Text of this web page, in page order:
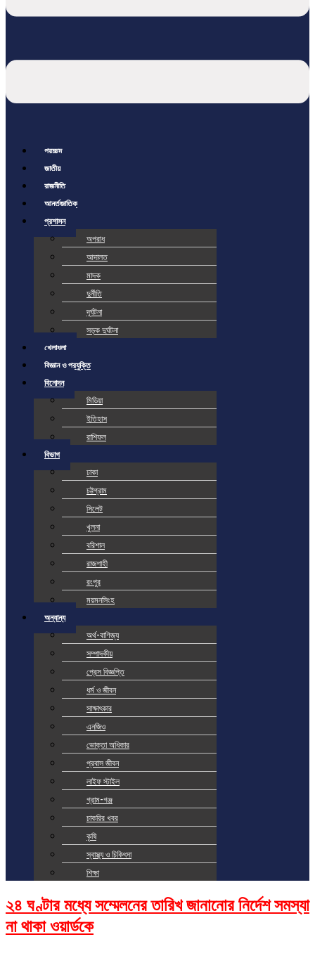
প্রচ্ছদ
জাতীয়
রাজনীতি
আর্ন্তজাতিক
প্রশাসন
অপরাধ
আদালত
মাদক
দুর্নীতি
দূর্ঘটনা
সড়ক দুর্ঘটনা
খেলাধুলা
বিজ্ঞান ও প্রযুক্তি
বিনোদন
মিডিয়া
ইতিহাস
রাশিফল
বিভাগ
ঢাকা
চট্টগ্রাম
সিলেট
খুলনা
বরিশাল
রাজশাহী
রংপুর
ময়মনসিংহ
অন্যান্য
অর্থ-বাণিজ্য
সম্পাদকীয়
প্রেস বিজ্ঞপ্তি
ধর্ম ও জীবন
সাক্ষাৎকার
এনজিও
ভোক্তা অধিকার
প্রবাস জীবন
লাইফ স্টাইল
গ্রাম-গঞ্জ
চাকরির খবর
কৃষি
স্বাস্থ্য ও চিকিৎসা
শিক্ষা
২৪ ঘণ্টার মধ্যে সম্মেলনের তারিখ জানানোর নির্দেশ সমস্যা
না থাকা ওয়ার্ডকে